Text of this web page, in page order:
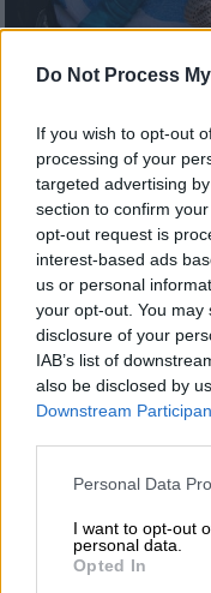
Do Not Process
If you wish to opt-out
processing of your
targeted advertising
section to confirm
opt-out request is
interest-based ads
us or personal
your opt-out. You
disclosure of your
IAB’s list of
also be disclosed by
Downstream
Please note that this
not limited to your
grant or deny
use your data for
Personal Data
I want to opt-out
personal data.
Opted In
Ένα άρρωστο
στο
για την
της ΕΕ για τη
Όταν ανήλικα
«έπεσε το
αξιοπρέπεια